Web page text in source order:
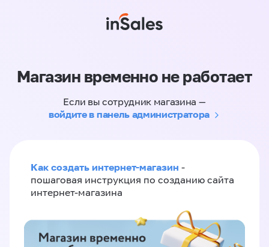
Магазин временно не работает
Если вы сотрудник магазина —
войдите в панель администратора
Как создать интернет-магазин -
пошаговая инструкция по созданию сайта
интернет-магазина